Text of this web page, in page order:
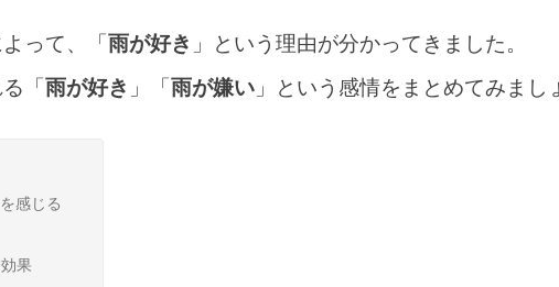
って、「雨が好き 」という理由が分かってきました。
「雨が好き 」「雨が嫌い 」という感情をまとめてみまし
感じる
果